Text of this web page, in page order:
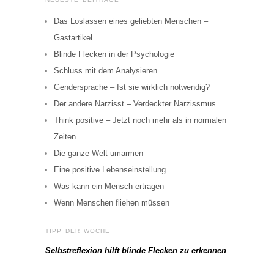
Das Loslassen eines geliebten Menschen –
Gastartikel
Blinde Flecken in der Psychologie
Schluss mit dem Analysieren
Gendersprache – Ist sie wirklich notwendig?
Der andere Narzisst – Verdeckter Narzissmus
Think positive – Jetzt noch mehr als in normalen
Zeiten
Die ganze Welt umarmen
Eine positive Lebenseinstellung
Was kann ein Mensch ertragen
Wenn Menschen fliehen müssen
TIPP DER WOCHE
Selbstreflexion hilft blinde Flecken zu erkennen